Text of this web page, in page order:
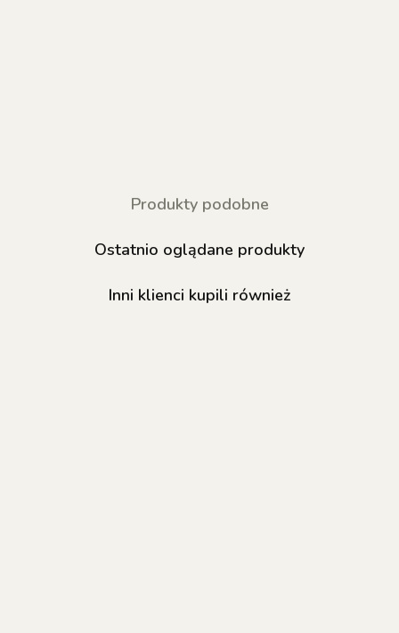
Produkty podobne
Ostatnio oglądane produkty
Inni klienci kupili również